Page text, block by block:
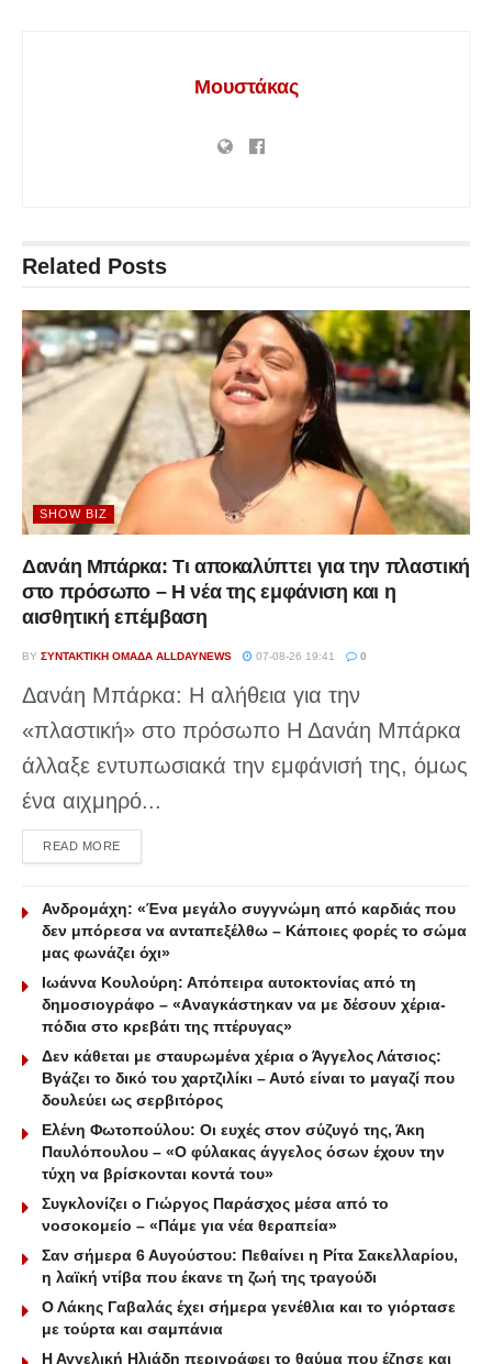
Μουστάκας
Related Posts
SHOW BIZ
Δανάη Μπάρκα: Τι αποκαλύπτει για την πλαστική
στο πρόσωπο – Η νέα της εμφάνιση και η
αισθητική επέμβαση
BY ΣΥΝΤΑΚΤΙΚΉ ΟΜΆΔΑ ALLDAYNEWS 07-08-26 19:41 0
Δανάη Μπάρκα: Η αλήθεια για την
«πλαστική» στο πρόσωπο Η Δανάη Μπάρκα
άλλαξε εντυπωσιακά την εμφάνισή της, όμως
ένα αιχμηρό...
READ MOREDETAILS
Ανδρομάχη: «Ένα μεγάλο συγγνώμη από καρδιάς που
δεν μπόρεσα να ανταπεξέλθω – Κάποιες φορές το σώμα
μας φωνάζει όχι»
Ιωάννα Κουλούρη: Απόπειρα αυτοκτονίας από τη
δημοσιογράφο – «Aναγκάστηκαν να με δέσουν χέρια-
πόδια στο κρεβάτι της πτέρυγας»
Δεν κάθεται με σταυρωμένα χέρια ο Άγγελος Λάτσιος:
Βγάζει το δικό του χαρτζιλίκι – Αυτό είναι το μαγαζί που
δουλεύει ως σερβιτόρος
Ελένη Φωτοπούλου: Οι ευχές στον σύζυγό της, Άκη
Παυλόπουλου – «Ο φύλακας άγγελος όσων έχουν την
τύχη να βρίσκονται κοντά του»
Συγκλονίζει ο Γιώργος Παράσχος μέσα από το
νοσοκομείο – «Πάμε για νέα θεραπεία»
Σαν σήμερα 6 Αυγούστου: Πεθαίνει η Ρίτα Σακελλαρίου,
η λαϊκή ντίβα που έκανε τη ζωή της τραγούδι
Ο Λάκης Γαβαλάς έχει σήμερα γενέθλια και το γιόρτασε
με τούρτα και σαμπάνια
Η Αγγελική Ηλιάδη περιγράφει το θαύμα που έζησε και